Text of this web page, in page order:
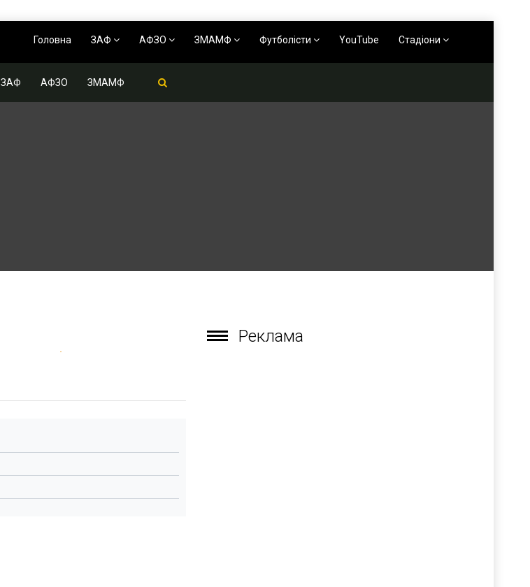
Головна ЗАФ АФЗО ЗМАМФ Футболісти YouTube Стадіони
ЗАФ АФЗО ЗМАМФ
Реклама